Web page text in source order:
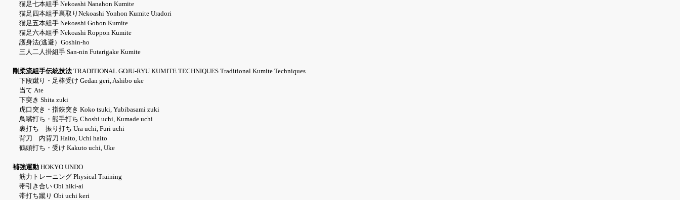
猫足七本組手 Nekoashi Nanahon Kumite
猫足四本組手裏取りNekoashi Yonhon Kumite Uradori
猫足五本組手 Nekoashi Gohon Kumite
猫足六本組手 Nekoashi Roppon Kumite
護身法(逃避）Goshin-ho
三人二人掛組手 San-nin Futarigake Kumite
剛柔流組手伝統技法TRADITIONAL GOJU-RYU KUMITE TECHNIQUES Traditional Kumite Techniques
下段蹴り・足棒受け Gedan geri, Ashibo uke
当て Ate
下突き Shita zuki
虎口突き・指鋏突き Koko tsuki, Yubibasami zuki
鳥嘴打ち・熊手打ち Choshi uchi, Kumade uchi
裏打ち 振り打ち Ura uchi, Furi uchi
背刀 内背刀 Haito, Uchi haito
鶴頭打ち・受け Kakuto uchi, Uke
補強運動 HOKYO UNDO
筋力トレーニング Physical Training
帯引き合い Obi hiki-ai
帯打ち蹴り Obi uchi keri